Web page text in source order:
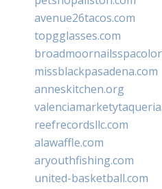
avenue26tacos.com
topgglasses.com
missblackpasadena.com
anneskitchen.org
reefrecordsllc.com
alawaffle.com
aryouthfishing.com
united-basketball.com